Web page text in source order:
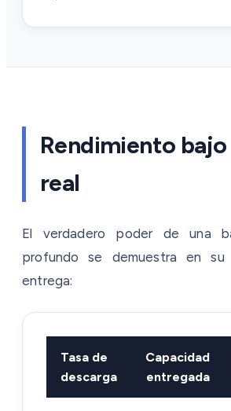
Rendimiento
real
El verdadero poder de una
profundo se demuestra en su
entrega:
Tasa de
descarga
Capacidad
entregada